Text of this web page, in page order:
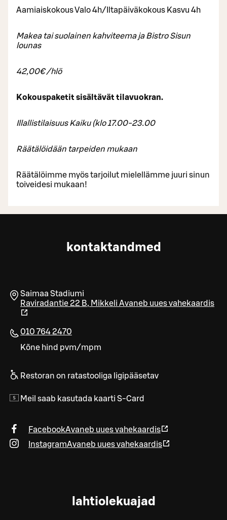
Aamiaiskokous Valo 4h/Iltapäiväkokous Kasvu 4h
Makea tai suolainen kahviteema ja Bistro Sisun
lounas
42,00€ /hlö
Kokouspaketit sisältävät tilavuokran.
Illallistilaisuus Kaiku (klo 17.00-23.00
Räätälöidään tarpeiden mukaan
Räätälöimme myös tarjoilut mielellämme juuri sinun
toiveidesi mukaan!
kontaktandmed
Saimaa Stadiumi
Raviradantie 22 B, Mikkeli Avaneb uues vahekaardis
010 764 2470
Kõne hind pvm/mpm
Restoran on ratastooliga ligipääsetav
Meil saab kasutada kaarti S-Card
FacebookAvaneb uues vahekaardis
InstagramAvaneb uues vahekaardis
lahtiolekuajad